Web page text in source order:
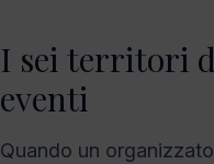
I sei territori
eventi
Quando un